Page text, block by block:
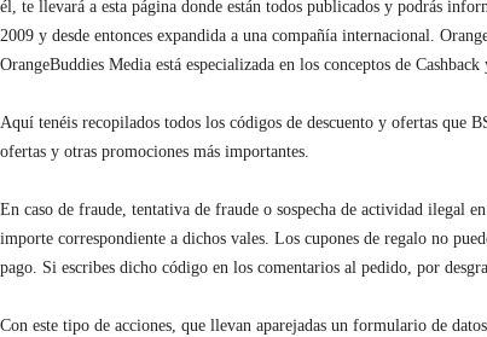
él, te llevará a esta página donde están todos publicados y podrás
2009 y desde entonces expandida a una compañía internacional.
OrangeBuddies Media está especializada en los conceptos de
Aquí tenéis recopilados todos los códigos de descuento y ofertas que
ofertas y otras promociones más importantes.
En caso de fraude, tentativa de fraude o sospecha de actividad ilegal
importe correspondiente a dichos vales. Los cupones de regalo no
pago. Si escribes dicho código en los comentarios al pedido, por
Con este tipo de acciones, que llevan aparejadas un formulario de